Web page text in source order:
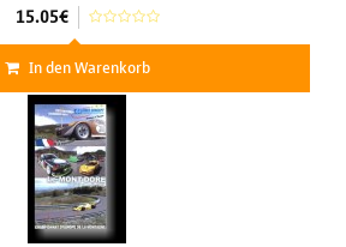
15.05€
In den Warenkorb